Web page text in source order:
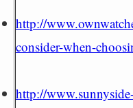
http://
consider-when-
http://